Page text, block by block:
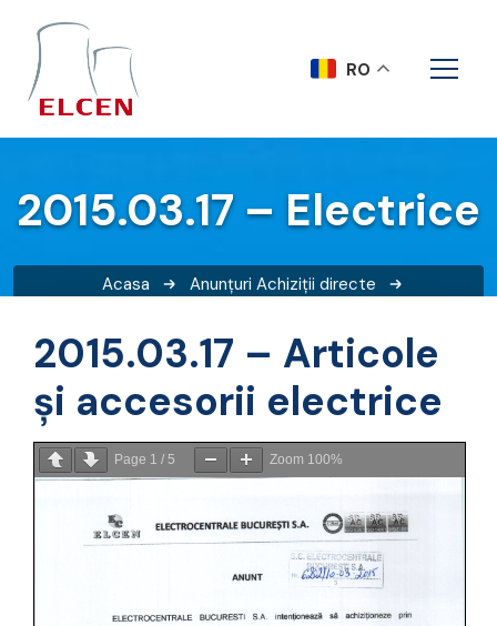
2015.03.17 – Electrice
Acasa Anunțuri Achiziții directe
2015.03.17 – Articole
și accesorii electrice
Page 1 / 5 Zoom 100%
RO